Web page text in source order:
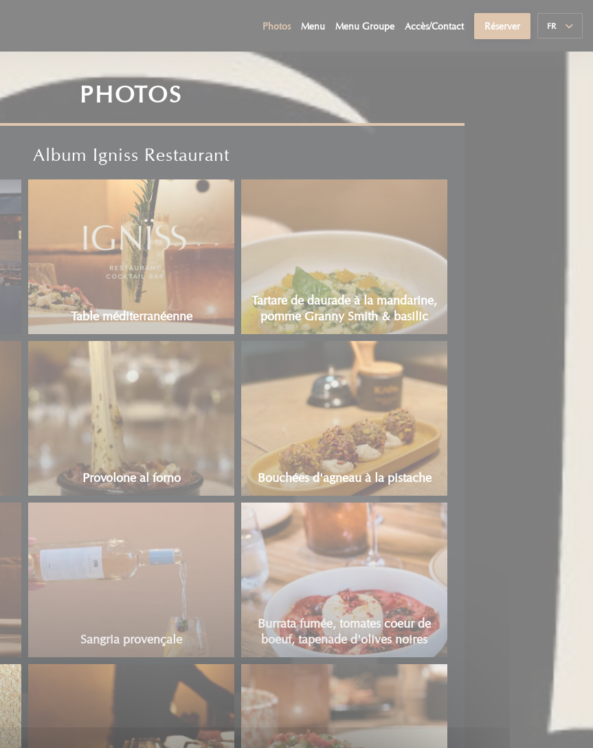
Photos Menu((ouvre une nouvelle fenêtre))
Menu Groupe((ouvre une nouvelle fenêtre))
Accès/Contact Réserver FR
PHOTOS
Album Igniss Restaurant
Table méditerranéenne
Tartare de daurade à la mandarine,
pomme Granny Smith & basilic
Provolone al forno Bouchées d'agneau à la pistache
Sangria provençale
Burrata fumée, tomates coeur de
boeuf, tapenade d'olives noires